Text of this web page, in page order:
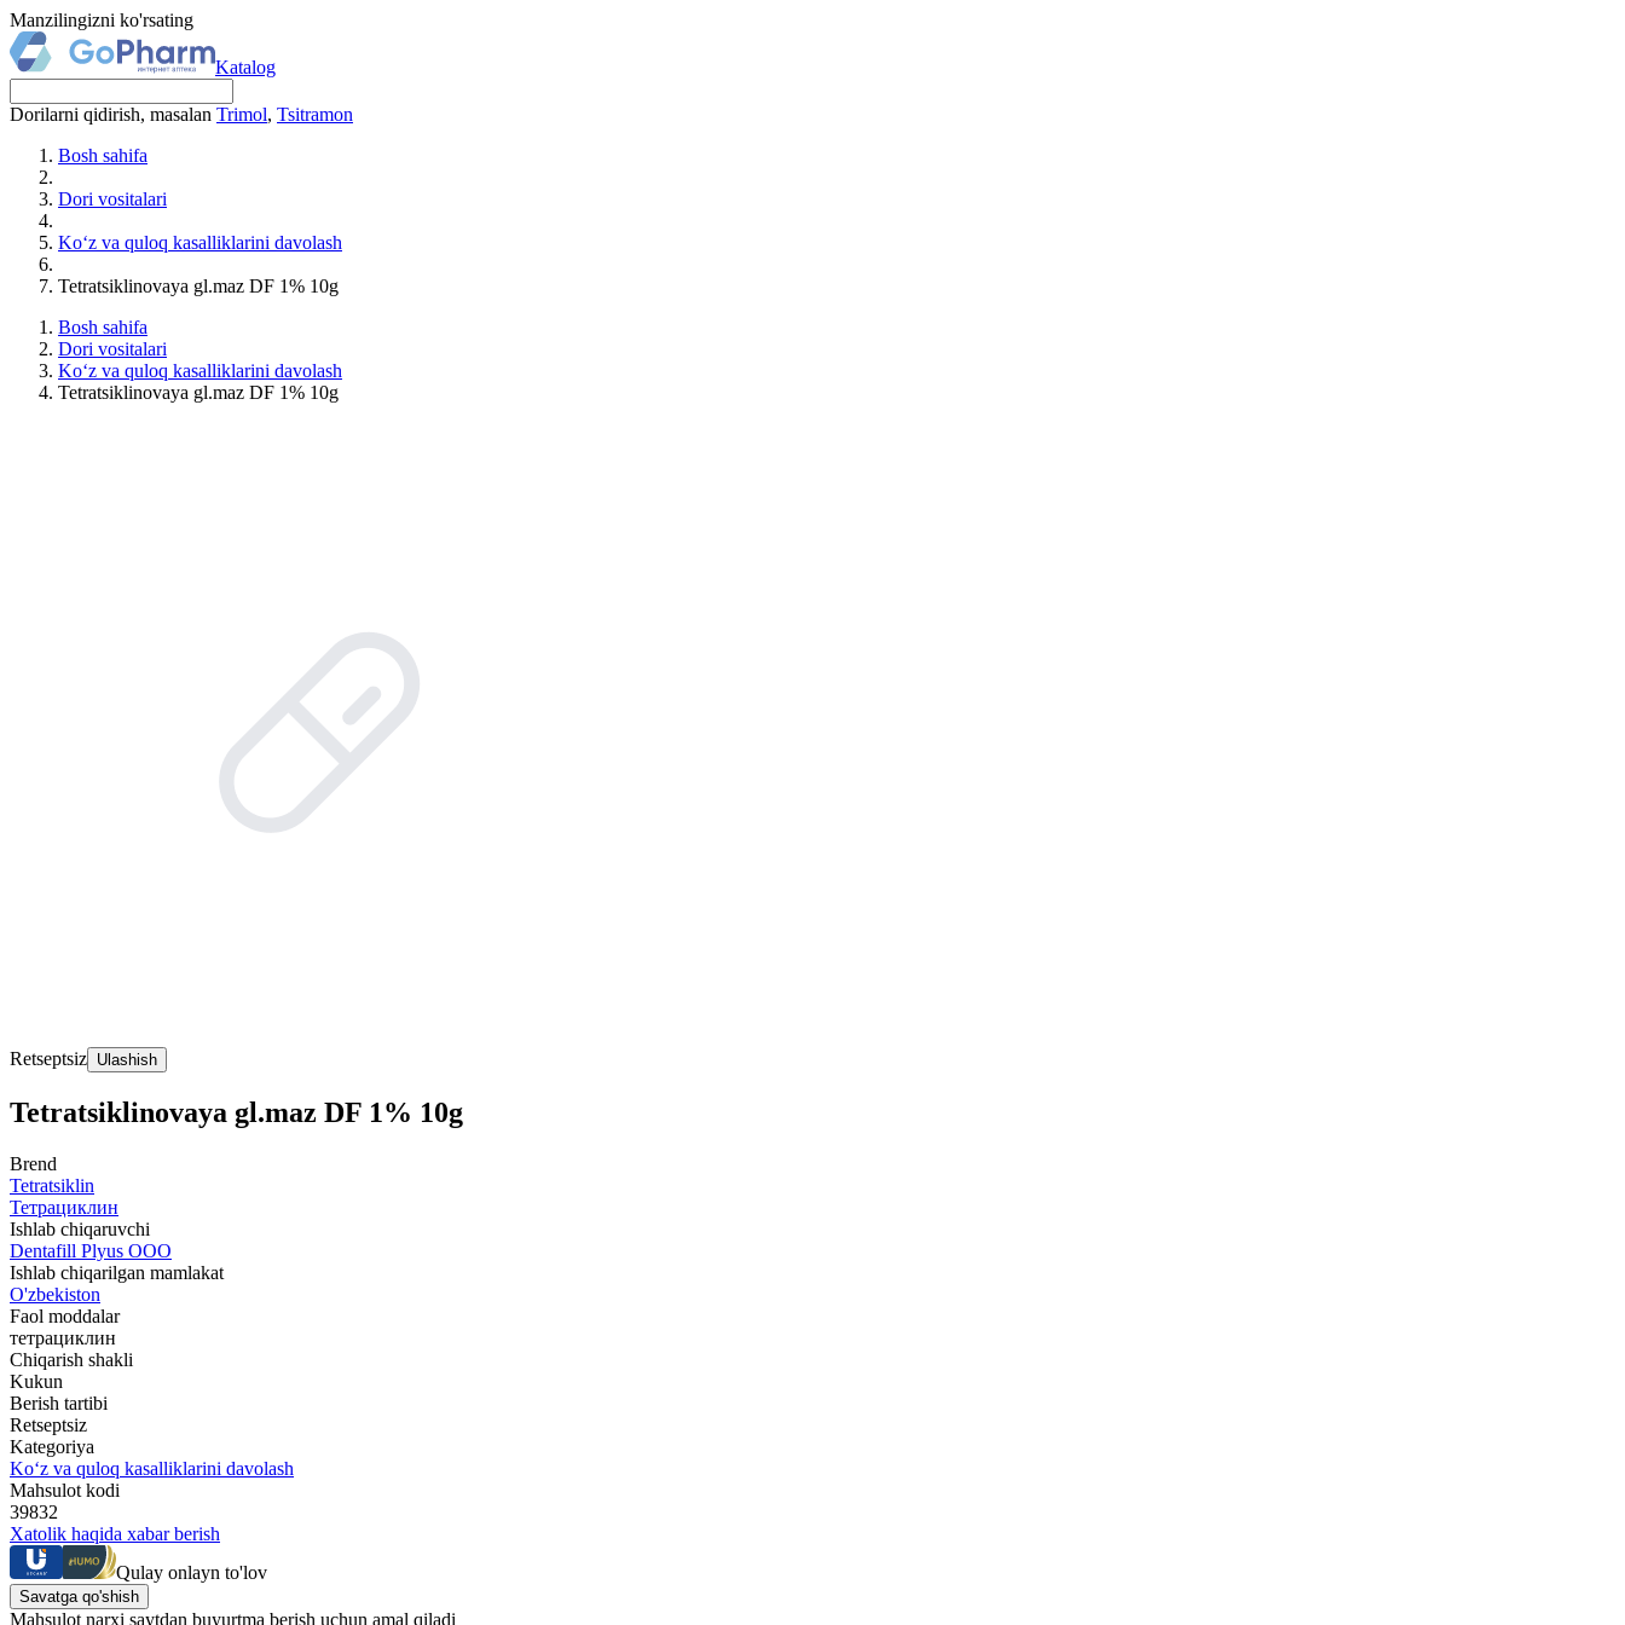
Manzilingizni ko'rsating
Katalog
Dorilarni qidirish, masalan Trimol, Tsitramon
Bosh sahifa
Dori vositalari
Ko‘z va quloq kasalliklarini davolash
Tetratsiklinovaya gl.maz DF 1% 10g
Bosh sahifa
Dori vositalari
Ko‘z va quloq kasalliklarini davolash
Tetratsiklinovaya gl.maz DF 1% 10g
Retseptsiz Ulashish
Tetratsiklinovaya gl.maz DF 1% 10g
Brend
Tetratsiklin
Тетрациклин
Ishlab chiqaruvchi
Dentafill Plyus OOO
Ishlab chiqarilgan mamlakat
O'zbekiston
Faol moddalar
тетрациклин
Chiqarish shakli
Kukun
Berish tartibi
Retseptsiz
Kategoriya
Ko‘z va quloq kasalliklarini davolash
Mahsulot kodi
39832
Xatolik haqida xabar berish
Qulay onlayn to'lov
Savatga qo'shish
Mahsulot narxi saytdan buyurtma berish uchun amal qiladi